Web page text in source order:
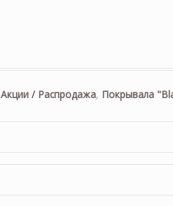
Акции / Распродажа, Покрывала